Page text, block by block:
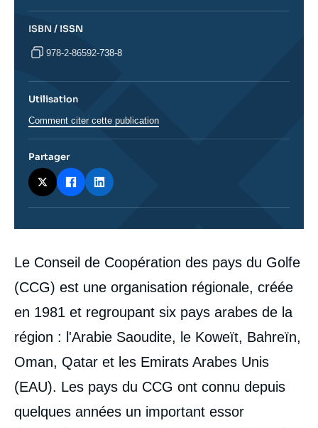
Corps
analyses
Le Conseil de Coopération des pays du Golfe
(CCG) est une organisation régionale, créée
en 1981 et regroupant six pays arabes de la
région : l'Arabie Saoudite, le Koweït, Bahreïn,
Oman, Qatar et les Emirats Arabes Unis
(EAU). Les pays du CCG ont connu depuis
quelques années un important essor
ISBN / ISSN
978-2-86592-738-8
Utilisation
Comment citer cette publication
Partager